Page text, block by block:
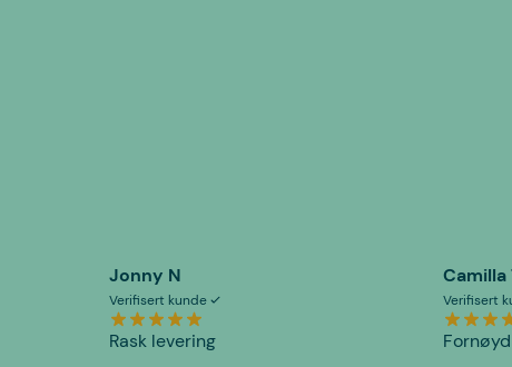
Jonny N
Verifisert kunde
Rask levering
Camilla
Verifisert
Fornøyd